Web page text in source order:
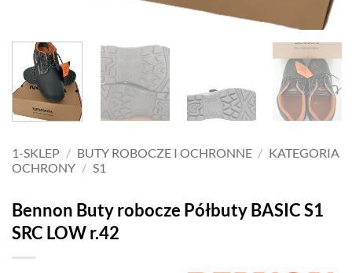
1-SKLEP / BUTY ROBOCZE I OCHRONNE / KATEGORIA
OCHRONY / S1
Bennon Buty robocze Półbuty BASIC S1
SRC LOW r.42